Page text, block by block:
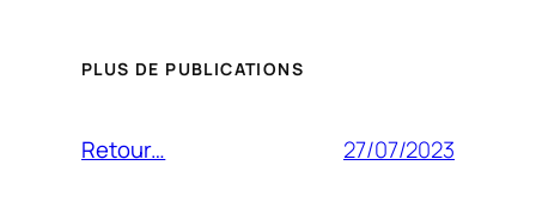
PLUS DE PUBLICATIONS
Retour… 27/07/2023